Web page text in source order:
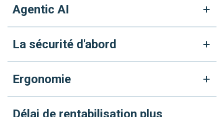
Agentic AI
La sécurité d'abord
Ergonomie
Délai de rentabilisation plus